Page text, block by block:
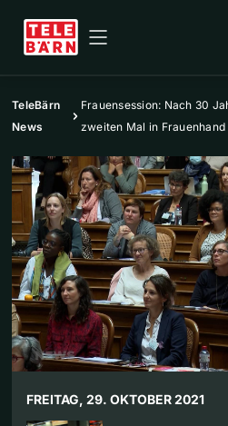
TeleBärn
News
Frauensession: Nach 30
zweiten Mal in Frauenhand
FREITAG, 29. OKTOBER 2021